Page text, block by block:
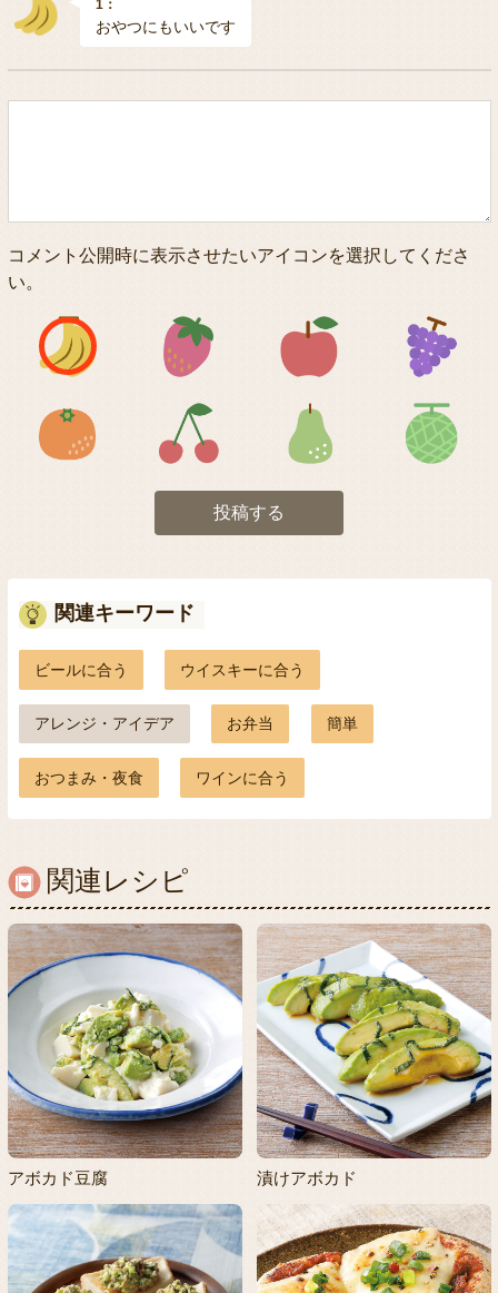
1：
おやつにもいいです
コメント公開時に表示させたいアイコンを選択してくださ
い。
アイコン1 アイコン2 アイコン3
アイコン5 アイコン6 アイコン7
投稿する
関連キーワード
ビールに合う ウイスキーに合う
アレンジ・アイデア お弁当 簡単
おつまみ・夜食 ワインに合う
関連レシピ
アボカド豆腐 漬けアボカド